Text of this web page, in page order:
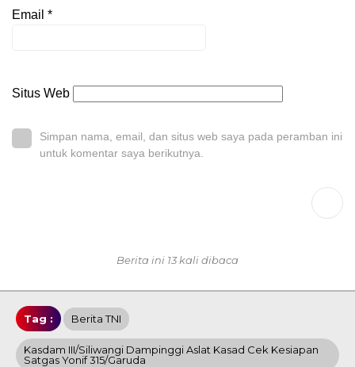
Email *
Situs Web
Simpan nama, email, dan situs web saya pada peramban ini
untuk komentar saya berikutnya.
Berita ini 13 kali dibaca
Tag : Berita TNI
Kasdam III/Siliwangi Dampinggi Aslat Kasad Cek Kesiapan
Satgas Yonif 315/Garuda